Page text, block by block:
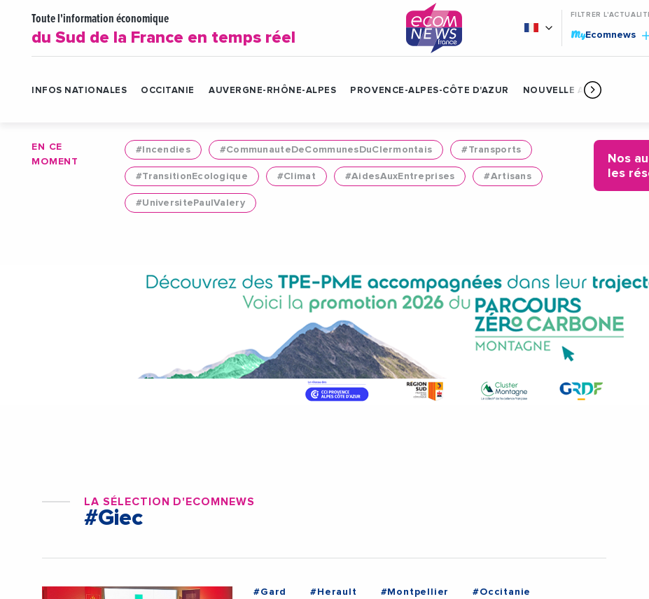
Toute l'information économique
du Sud de la France en temps réel
FILTRER
MyEcomnews
INFOS NATIONALES OCCITANIE AUVERGNE-RHÔNE-ALPES PROVENCE-ALPES-CÔTE D'AZUR NOUVELLE AQUITAINE
EN CE
MOMENT
#Incendies #CommunauteDeCommunesDuClermontais #Transports
#TransitionEcologique #Climat #AidesAuxEntreprises #Artisans
#UniversitePaulValery
Nos
les
LA SÉLECTION D'ECOMNEWS
#Giec
#Gard #Herault #Montpellier
#Occitanie